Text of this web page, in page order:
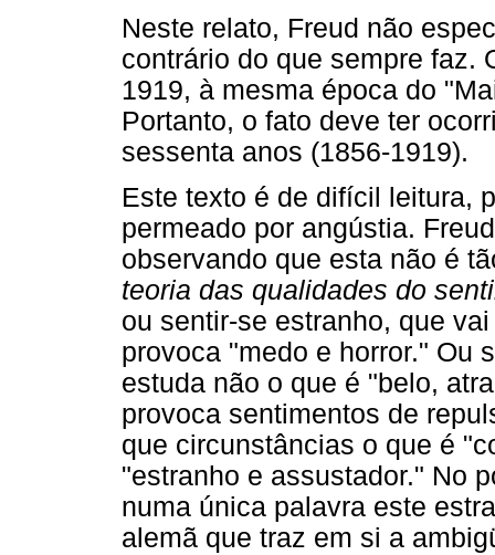
Neste relato, Freud não
contrário do que sempre faz.
1919, à mesma época do
Portanto, o fato deve ter
sessenta anos (1856-1919).
Este texto é de difícil leitura,
permeado por angústia.
observando que esta não é
teoria das qualidades do
ou sentir-se estranho, que
provoca "medo e horror." Ou
estuda não o que é "belo,
provoca sentimentos de
que circunstâncias o que é
"estranho e assustador." No
numa única palavra este
alemã que traz em si a